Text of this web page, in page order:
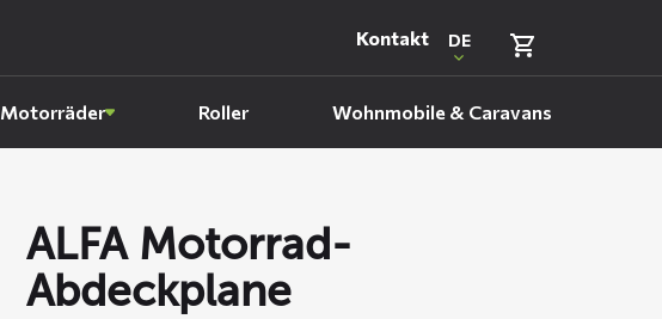
Kontakt
DE
Motorräder Roller Wohnmobile & Caravans
ALFA Motorrad-
Abdeckplane